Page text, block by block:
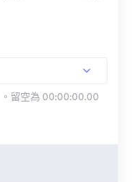
。留空為 00:00:00.00